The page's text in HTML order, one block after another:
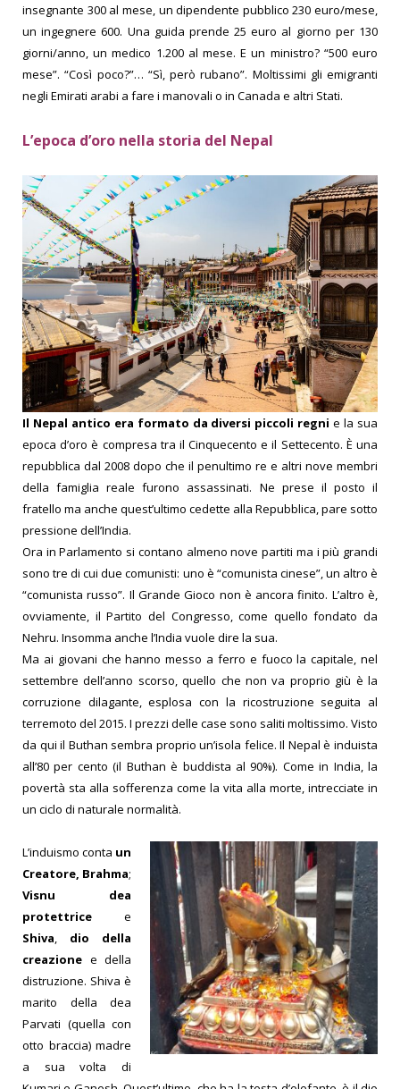
insegnante 300 al mese, un dipendente pubblico 230 euro/mese,
un ingegnere 600. Una guida prende 25 euro al giorno per 130
giorni/anno, un medico 1.200 al mese. E un ministro? “500 euro
mese”. “Così poco?”… “Sì, però rubano”. Moltissimi gli emigranti
negli Emirati arabi a fare i manovali o in Canada e altri Stati.
L’epoca d’oro nella storia del Nepal
Il Nepal antico era formato da diversi piccoli regni e la sua
epoca d’oro è compresa tra il Cinquecento e il Settecento. È una
repubblica dal 2008 dopo che il penultimo re e altri nove membri
della famiglia reale furono assassinati. Ne prese il posto il
fratello ma anche quest’ultimo cedette alla Repubblica, pare sotto
pressione dell’India.
Ora in Parlamento si contano almeno nove partiti ma i più grandi
sono tre di cui due comunisti: uno è “comunista cinese”, un altro è
“comunista russo”. Il Grande Gioco non è ancora finito. L’altro è,
ovviamente, il Partito del Congresso, come quello fondato da
Nehru. Insomma anche l’India vuole dire la sua.
Ma ai giovani che hanno messo a ferro e fuoco la capitale, nel
settembre dell’anno scorso, quello che non va proprio giù è la
corruzione dilagante, esplosa con la ricostruzione seguita al
terremoto del 2015. I prezzi delle case sono saliti moltissimo. Visto
da qui il Buthan sembra proprio un’isola felice. Il Nepal è induista
all’80 per cento (il Buthan è buddista al 90%). Come in India, la
povertà sta alla sofferenza come la vita alla morte, intrecciate in
un ciclo di naturale normalità.
L’induismo conta un
Creatore, Brahma;
Visnu
dea
protettrice e
Shiva, dio della
creazione e della
distruzione. Shiva è
marito della dea
Parvati (quella con
otto braccia) madre
a sua volta di